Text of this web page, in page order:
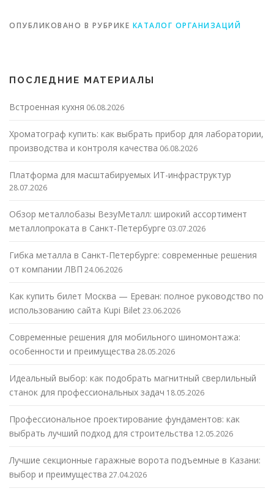
ОПУБЛИКОВАНО В РУБРИКЕ КАТАЛОГ ОРГАНИЗАЦИЙ
ПОСЛЕДНИЕ МАТЕРИАЛЫ
Встроенная кухня 06.08.2026
Хроматограф купить: как выбрать прибор для лаборатории,
производства и контроля качества 06.08.2026
Платформа для масштабируемых ИТ-инфраструктур
28.07.2026
Обзор металлобазы ВезуМеталл: широкий ассортимент
металлопроката в Санкт-Петербурге 03.07.2026
Гибка металла в Санкт-Петербурге: современные решения
от компании ЛВП 24.06.2026
Как купить билет Москва — Ереван: полное руководство по
использованию сайта Kupi Bilet23.06.2026
Современные решения для мобильного шиномонтажа:
особенности и преимущества 28.05.2026
Идеальный выбор: как подобрать магнитный сверлильный
станок для профессиональных задач 18.05.2026
Профессиональное проектирование фундаментов: как
выбрать лучший подход для строительства 12.05.2026
Лучшие секционные гаражные ворота подъемные в Казани:
выбор и преимущества 27.04.2026